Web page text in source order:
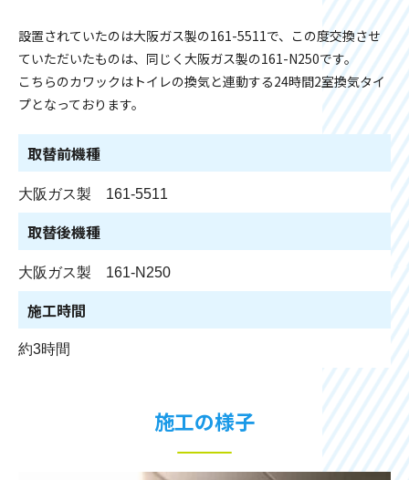
設置されていたのは大阪ガス製の161-5511で、この度交換させ
ていただいたものは、同じく大阪ガス製の161-N250です。
こちらのカワックはトイレの換気と連動する24時間2室換気タイ
プとなっております。
取替前機種
大阪ガス製 161-5511
取替後機種
大阪ガス製 161-N250
施工時間
約3時間
施工の様子